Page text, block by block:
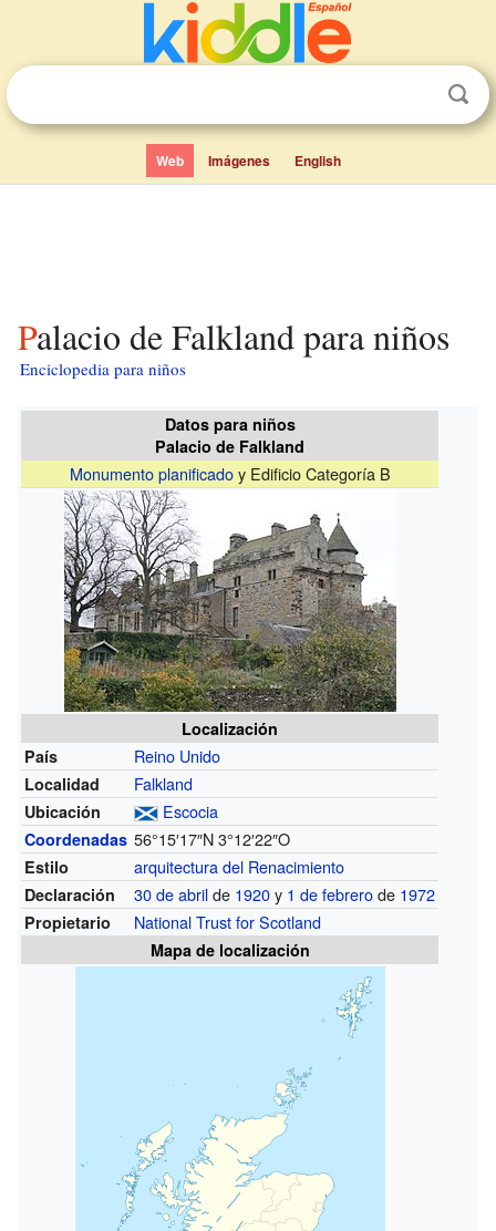
Web Imágenes English
Palacio de Falkland para niños
Enciclopedia para niños
Datos para niños
Palacio de Falkland
Monumento planificadoy Edificio Categoría B
Localización
País
Reino Unido
Localidad Falkland
Ubicación Escocia
Coordenadas 56°15′17″N3°12′22″O
Estilo arquitectura del Renacimiento
Declaración 30 de abrilde 1920y 1 de febrerode 1972
Propietario National Trust for Scotland
Mapa de localización